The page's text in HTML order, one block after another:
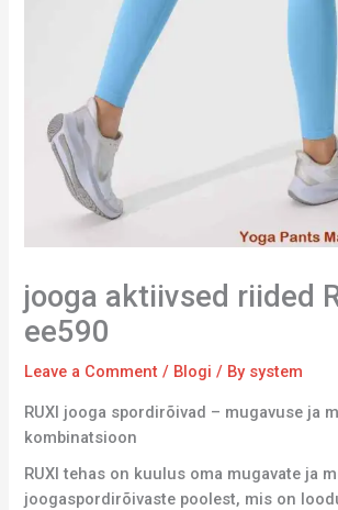
jooga aktiivsed riided
ee590
Leave a Comment / Blogi / By system
RUXI jooga spordirõivad – mugavuse ja
kombinatsioon
RUXI tehas on kuulus oma mugavate ja
joogaspordirõivaste poolest, mis on